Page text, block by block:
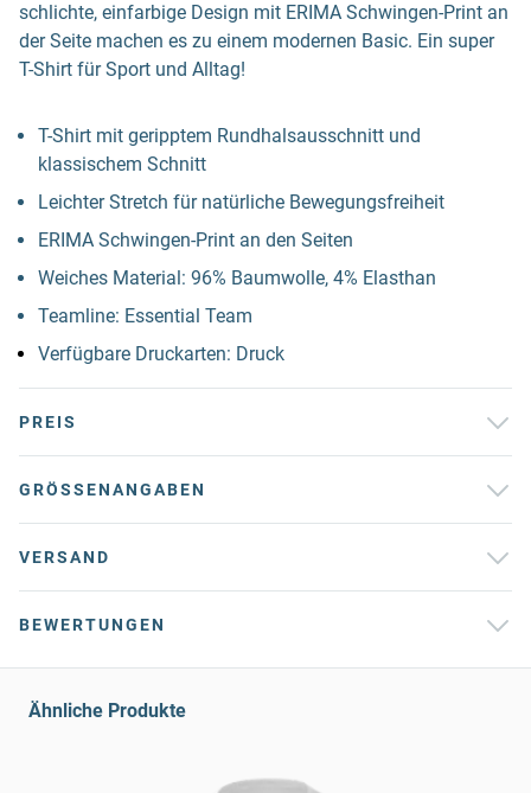
schlichte, einfarbige Design mit ERIMA Schwingen-Print an
der Seite machen es zu einem modernen Basic. Ein super
T-Shirt für Sport und Alltag!
T-Shirt mit geripptem Rundhalsausschnitt und
klassischem Schnitt
Leichter Stretch für natürliche Bewegungsfreiheit
ERIMA Schwingen-Print an den Seiten
Weiches Material: 96% Baumwolle, 4% Elasthan
Teamline: Essential Team
Verfügbare Druckarten: Druck
PREIS
GRÖSSENANGABEN
VERSAND
BEWERTUNGEN
Ähnliche Produkte